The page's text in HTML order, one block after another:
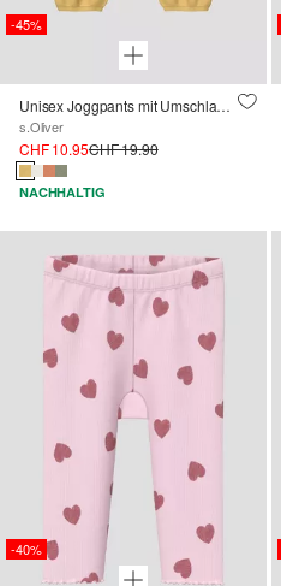
-45%
Unisex Joggpants mit Umschlagbund
s.Oliver
CHF 10.95CHF 19.90
NACHHALTIG
-40%